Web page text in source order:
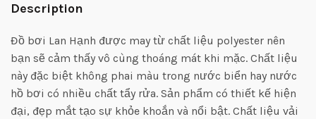
Description
Đồ bơi Lan Hạnh được may từ chất liệu polyester nên
bạn sẽ cảm thấy vô cùng thoáng mát khi mặc. Chất liệu
này đặc biệt không phai màu trong nước biển hay nước
hồ bơi có nhiều chất tẩy rửa. Sản phẩm có thiết kế hiện
đại, đẹp mắt tạo sự khỏe khoắn và nổi bật. Chất liệu vải